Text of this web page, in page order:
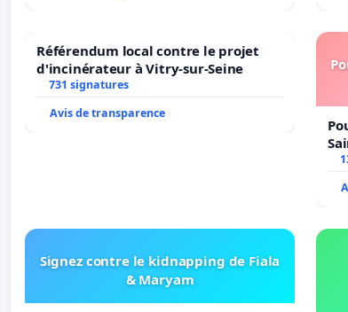
Référendum local contre le projet
d'incinérateur à Vitry-sur-Seine
731 signatures
Avis de transparence
Signez contre le kidnapping de Fiala
& Maryam